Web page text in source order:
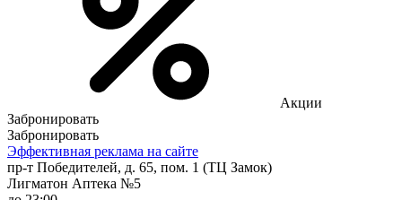
Акции
Забронировать
Забронировать
Эффективная реклама на сайте
пр-т Победителей, д. 65, пом. 1 (ТЦ Замок)
Лигматон Аптека №5